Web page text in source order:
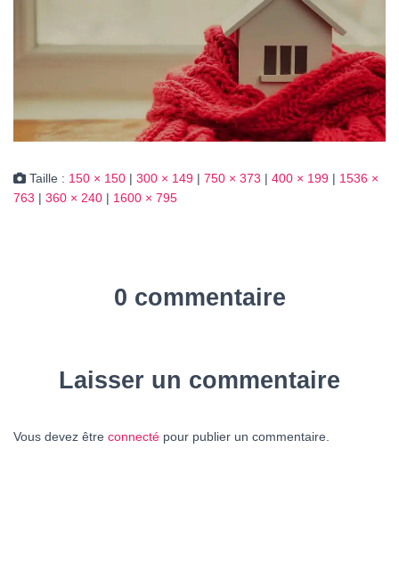
Taille : 150 × 150 | 300 × 149 | 750 × 373 | 400 × 199 | 1536 ×
763 | 360 × 240 | 1600 × 795
0 commentaire
Laisser un commentaire
Vous devez être connecté pour publier un commentaire.